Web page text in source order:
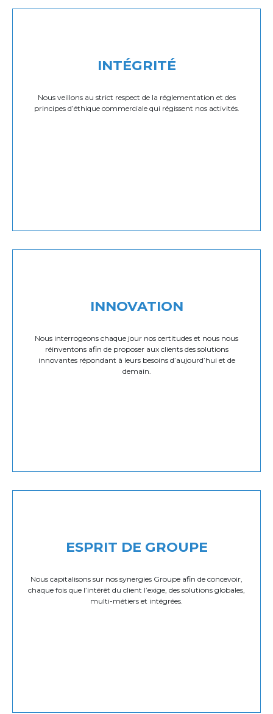
INTÉGRITÉ
Nous veillons au strict respect de la réglementation et des
principes d’éthique commerciale qui régissent nos activités.
INNOVATION
Nous interrogeons chaque jour nos certitudes et nous nous
réinventons afin de proposer aux clients des solutions
innovantes répondant à leurs besoins d’aujourd’hui et de
demain.
ESPRIT DE GROUPE
Nous capitalisons sur nos synergies Groupe afin de concevoir,
chaque fois que l’intérêt du client l’exige, des solutions globales,
multi-métiers et intégrées.